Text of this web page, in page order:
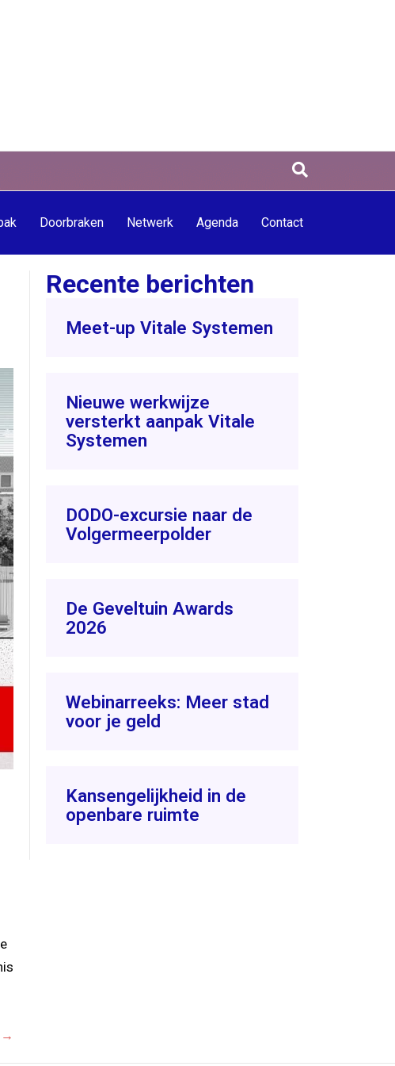
Doorbraken Netwerk Agenda Contact
→
Recente berichten
Meet-up Vitale Systemen
Nieuwe werkwijze
versterkt aanpak Vitale
Systemen
DODO-excursie naar de
Volgermeerpolder
De Geveltuin Awards
2026
Webinarreeks: Meer stad
voor je geld
Kansengelijkheid in de
openbare ruimte